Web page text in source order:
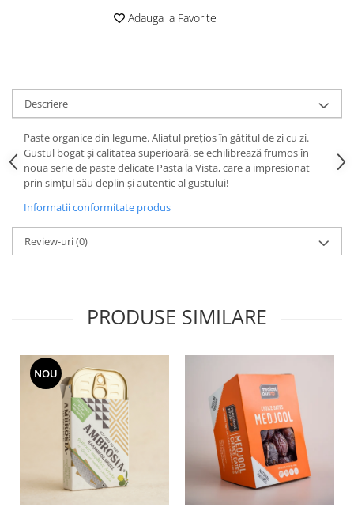
Adauga la Favorite
Descriere
Paste organice din legume. Aliatul prețios în gătitul de zi cu zi.
Gustul bogat și calitatea superioară, se echilibrează frumos în
noua serie de paste delicate Pasta la Vista, care a impresionat
prin simțul său deplin și autentic al gustului!
Informatii conformitate produs
Review-uri(0)
PRODUSE SIMILARE
NOU